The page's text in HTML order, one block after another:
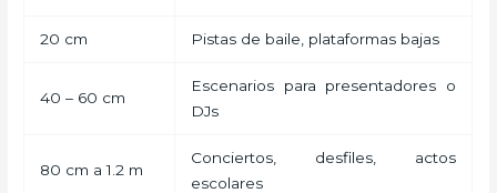
20 cm Pistas de baile, plataformas bajas
40 – 60 cm
Escenarios para presentadores o
DJs
80 cm a 1.2 m
Conciertos, desfiles, actos
escolares